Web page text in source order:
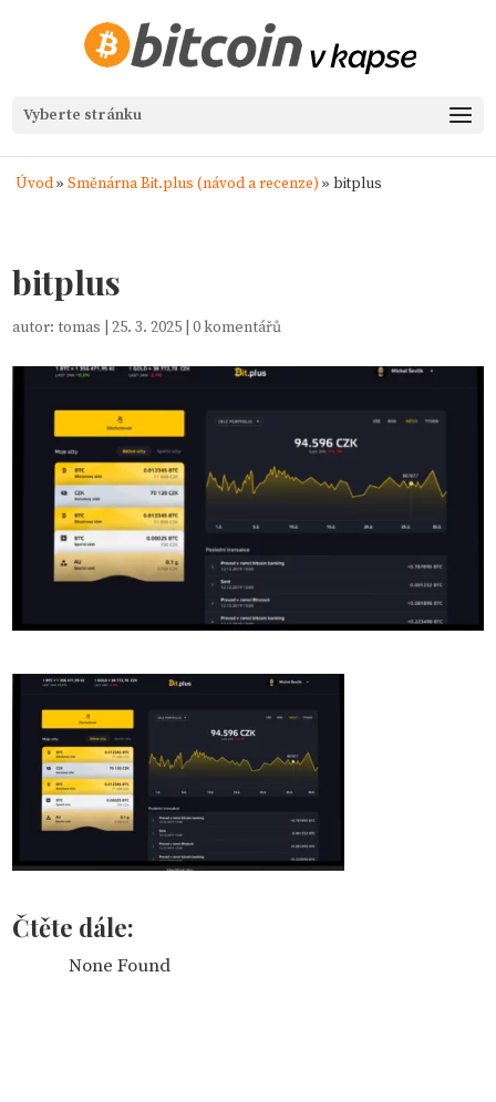
Vyberte stránku
Úvod» Směnárna Bit.plus (návod a recenze) » bitplus
bitplus
autor:tomas |25. 3. 2025 |0 komentářů
Čtěte dále:
None Found